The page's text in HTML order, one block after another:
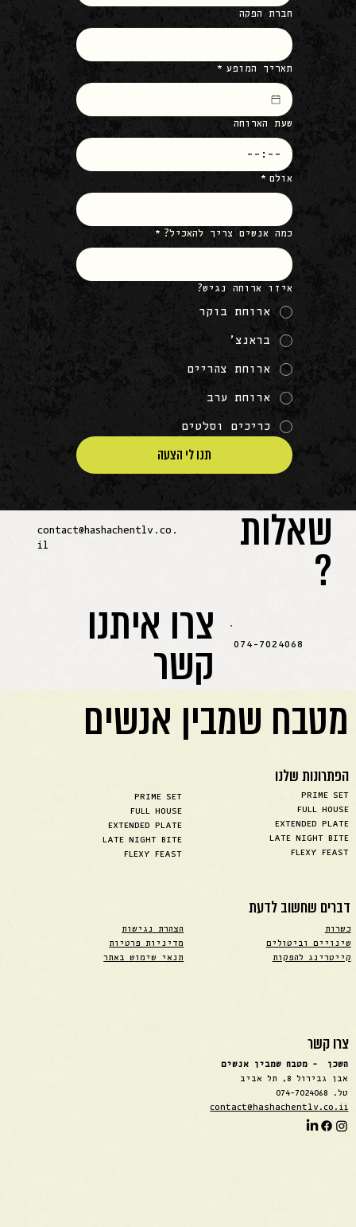
contact@hashachentlv.co.
il
שאלות
?
צרו איתנו
קשר 074-7024068
חברת הפקה
תאריך המופע *
שעת הארוחה
:
אולם *
כמה אנשים צריך להאכיל? *
איזו ארוחה נגיש?
ארוחת בוקר
בראנצ׳
ארוחת צהריים
ארוחת ערב
כריכים וסלטים
תנו לי הצעה
מטבח שמבין אנשים
הפתרונות שלנו
PRIME SET
FULL HOUSE
EXTENDED PLATE
LATE NIGHT BITE
FLEXY FEAST
PRIME SET
FULL HOUSE
EXTENDED PLATE
LATE NIGHT BITE
FLEXY FEAST
דברים שחשוב לדעת
כשרות
שינויים וביטולים
קייטרינג להפקות
הצהרת נגישות
מדיניות פרטיות
תנאי שימוש באתר
צרו קשר
השכן - מטבח שמבין אנשים
אבן גבירול 8, תל אביב
טל. 074-7024068
contact@hashachentlv.co.ii